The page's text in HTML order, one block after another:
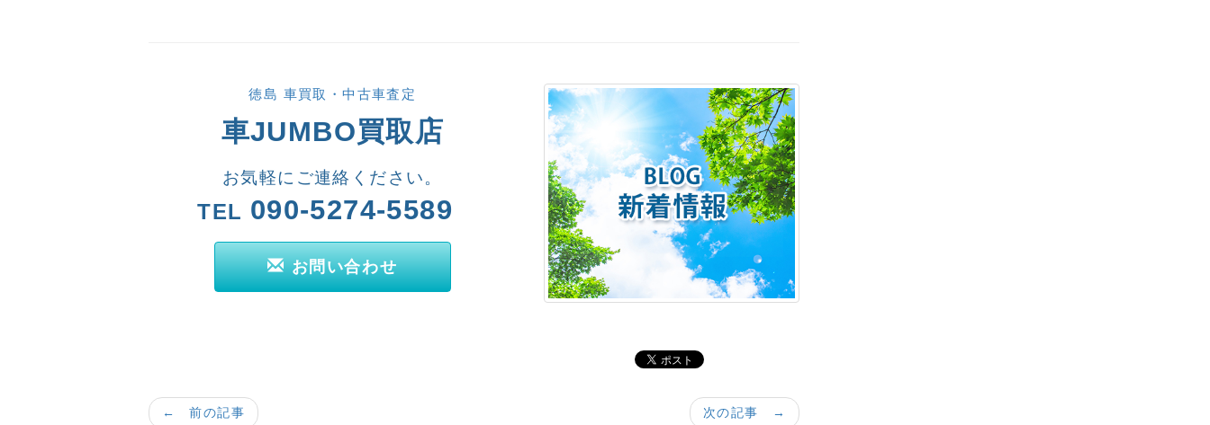
徳島 車買取・中古車査定
車JUMBO買取店
お気軽にご連絡ください。
TEL 090-5274-5589
お問い合わせ
次の記事 →
← 前の記事